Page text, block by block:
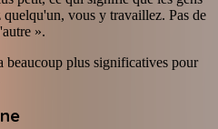
vous y travaillez. Pas de
».
beaucoup plus significatives pour